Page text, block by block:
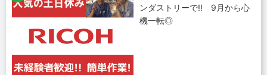
ンダストリーで!! 9月から心
機一転◎